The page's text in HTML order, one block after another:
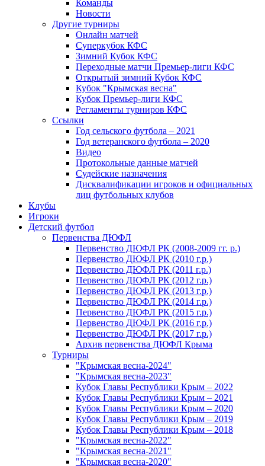
Команды
Новости
Другие турниры
Онлайн матчей
Суперкубок КФС
Зимний Кубок КФС
Переходные матчи Премьер-лиги КФС
Открытый зимний Кубок КФС
Кубок "Крымская весна"
Кубок Премьер-лиги КФС
Регламенты турниров КФС
Ссылки
Год сельского футбола – 2021
Год ветеранского футбола – 2020
Видео
Протокольные данные матчей
Судейские назначения
Дисквалификации игроков и официальных
лиц футбольных клубов
Клубы
Игроки
Детский футбол
Первенства ДЮФЛ
Первенство ДЮФЛ РК (2008-2009 гг. р.)
Первенство ДЮФЛ РК (2010 г.р.)
Первенство ДЮФЛ РК (2011 г.р.)
Первенство ДЮФЛ РК (2012 г.р.)
Первенство ДЮФЛ РК (2013 г.р.)
Первенство ДЮФЛ РК (2014 г.р.)
Первенство ДЮФЛ РК (2015 г.р.)
Первенство ДЮФЛ РК (2016 г.р.)
Первенство ДЮФЛ РК (2017 г.р.)
Архив первенства ДЮФЛ Крыма
Турниры
"Крымская весна-2024"
"Крымская весна-2023"
Кубок Главы Республики Крым – 2022
Кубок Главы Республики Крым – 2021
Кубок Главы Республики Крым – 2020
Кубок Главы Республики Крым – 2019
Кубок Главы Республики Крым – 2018
"Крымская весна-2022"
"Крымская весна-2021"
"Крымская весна-2020"